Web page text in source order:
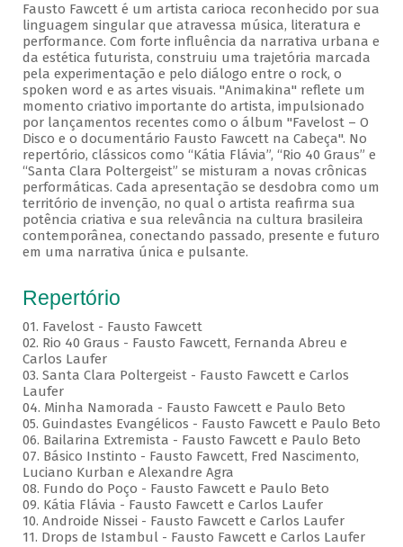
Fausto Fawcett é um artista carioca reconhecido por sua
linguagem singular que atravessa música, literatura e
performance. Com forte influência da narrativa urbana e
da estética futurista, construiu uma trajetória marcada
pela experimentação e pelo diálogo entre o rock, o
spoken word e as artes visuais. "Animakina" reflete um
momento criativo importante do artista, impulsionado
por lançamentos recentes como o álbum "Favelost – O
Disco e o documentário Fausto Fawcett na Cabeça". No
repertório, clássicos como “Kátia Flávia”, “Rio 40 Graus” e
“Santa Clara Poltergeist” se misturam a novas crônicas
performáticas. Cada apresentação se desdobra como um
território de invenção, no qual o artista reafirma sua
potência criativa e sua relevância na cultura brasileira
contemporânea, conectando passado, presente e futuro
em uma narrativa única e pulsante.
Repertório
01. Favelost - Fausto Fawcett
02. Rio 40 Graus - Fausto Fawcett, Fernanda Abreu e
Carlos Laufer
03. Santa Clara Poltergeist - Fausto Fawcett e Carlos
Laufer
04. Minha Namorada - Fausto Fawcett e Paulo Beto
05. Guindastes Evangélicos - Fausto Fawcett e Paulo Beto
06. Bailarina Extremista - Fausto Fawcett e Paulo Beto
07. Básico Instinto - Fausto Fawcett, Fred Nascimento,
Luciano Kurban e Alexandre Agra
08. Fundo do Poço - Fausto Fawcett e Paulo Beto
09. Kátia Flávia - Fausto Fawcett e Carlos Laufer
10. Androide Nissei - Fausto Fawcett e Carlos Laufer
11. Drops de Istambul - Fausto Fawcett e Carlos Laufer